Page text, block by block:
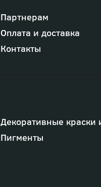
Партнерам
Оплата и доставка
Контакты
Декоративные краски
Пигменты